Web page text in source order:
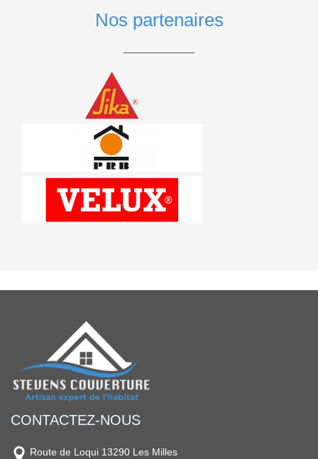
Nos partenaires
CONTACTEZ-NOUS
Route de Loqui 13290 Les Milles